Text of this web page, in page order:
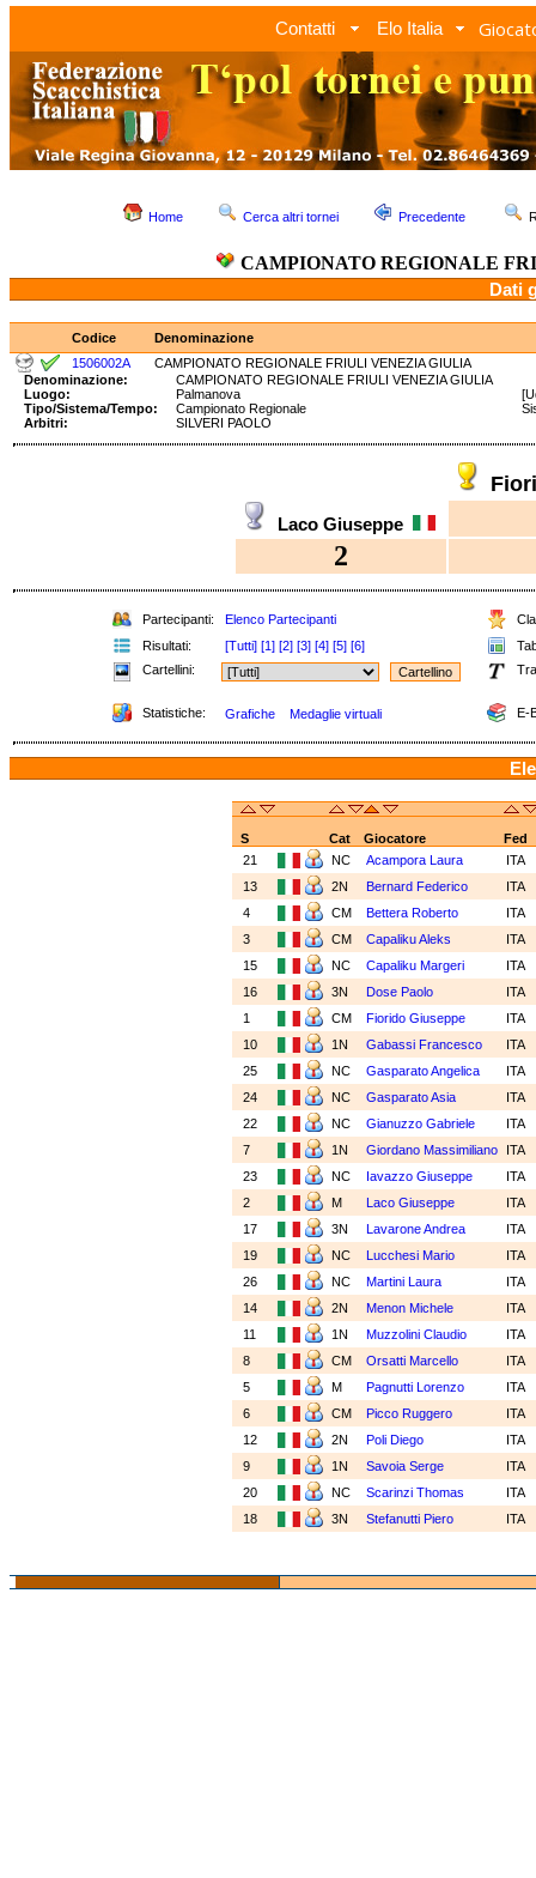
Contatti Elo Italia
Home Cerca altri tornei Precedente
CAMPIONATO REGIONALE
Dati
Codice
Denominazione
1506002A
CAMPIONATO REGIONALE FRIULI VENEZIA GIULIA
Denominazione:
CAMPIONATO REGIONALE FRIULI VENEZIA GIULIA
Luogo:
Palmanova
Tipo/Sistema/Tempo:
Campionato Regionale
Arbitri:
SILVERI PAOLO
Laco Giuseppe
2
Partecipanti: Elenco Partecipanti
Risultati:
[Tutti] [1] [2] [3] [4] [5] [6]
Cartellini:
Statistiche: Grafiche Medaglie virtuali E-
S Cat Giocatore
Fed
21
NC Acampora Laura
ITA
13
2N Bernard Federico
ITA
4
CM Bettera Roberto
ITA
3
CM Capaliku Aleks
ITA
15
NC Capaliku Margeri
ITA
16
3N Dose Paolo
ITA
1
CM Fiorido Giuseppe
ITA
10
1N Gabassi Francesco
ITA
25
NC Gasparato Angelica
ITA
24
NC Gasparato Asia
ITA
22
NC Gianuzzo Gabriele
ITA
7
1N Giordano Massimiliano
ITA
23
NC Iavazzo Giuseppe
ITA
2
M Laco Giuseppe
ITA
17
3N Lavarone Andrea
ITA
19
NC Lucchesi Mario
ITA
26
NC Martini Laura
ITA
14
2N Menon Michele
ITA
11
1N Muzzolini Claudio
ITA
8
CM Orsatti Marcello
ITA
5
M Pagnutti Lorenzo
ITA
6
CM Picco Ruggero
ITA
12
2N Poli Diego
ITA
9
1N Savoia Serge
ITA
20
NC Scarinzi Thomas
ITA
18
3N Stefanutti Piero ITA